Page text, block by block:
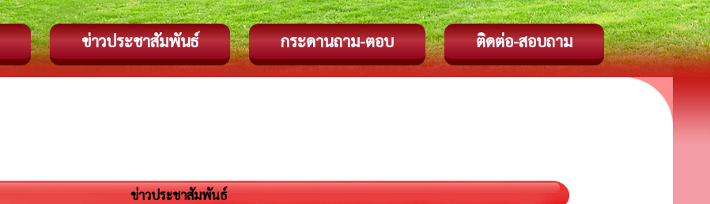
ข่าวประชาสัมพันธ์ กระดานถาม-ตอบ ติดต่อ-สอบถาม
ข่าวประชาสัมพันธ์